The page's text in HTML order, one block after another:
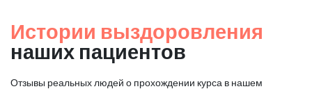
Истории выздоровления
наших пациентов
Отзывы реальных людей о прохождении курса в нашем